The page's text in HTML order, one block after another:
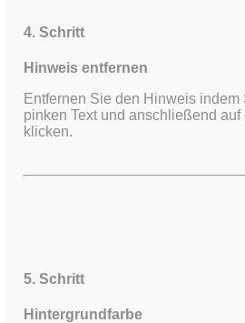
4. Schritt
Hinweis entfernen
Entfernen Sie den Hinweis indem
pinken Text und anschließend
klicken.
5. Schritt
Hintergrundfarbe